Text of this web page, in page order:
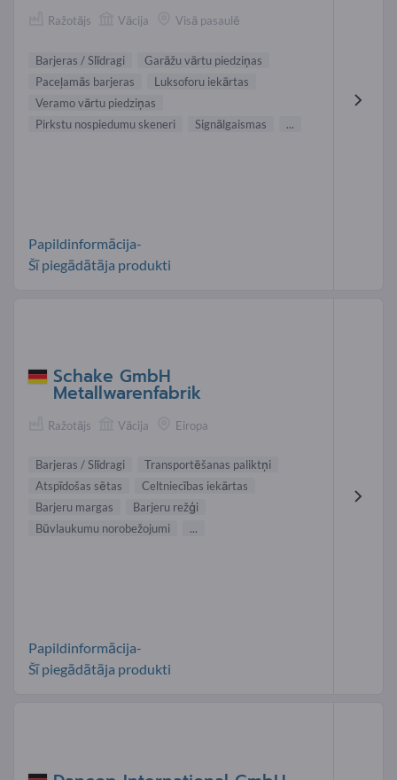
Ražotājs Vācija Visā pasaulē
Barjeras / Slīdragi
Garāžu vārtu piedziņas
Paceļamās barjeras
Luksoforu iekārtas
Veramo vārtu piedziņas
Pirkstu nospiedumu skeneri
Signālgaismas ...
Papildinformācija-
Šī piegādātāja produkti
Schake GmbH
Metallwarenfabrik
Ražotājs Vācija Eiropa
Barjeras / Slīdragi
Transportēšanas paliktņi
Atspīdošas sētas
Celtniecības iekārtas
Barjeru margas
Barjeru režģi
Būvlaukumu norobežojumi
...
Papildinformācija-
Šī piegādātāja produkti